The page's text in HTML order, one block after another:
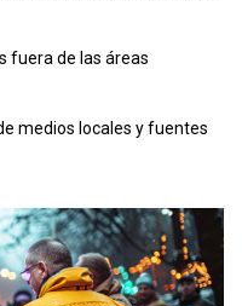
fuera de las áreas
medios locales y fuentes